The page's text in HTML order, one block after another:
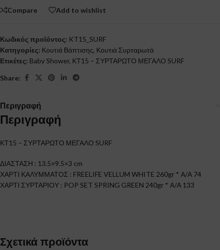
Compare Add to wishlist
Κωδικός προϊόντος: KT15_SURF
Κατηγορίες: Κουτιά Βάπτισης, Κουτιά Συρταρωτά
Ετικέτες: Baby Shower, ΚΤ15 – ΣΥΡΤΑΡΩΤΟ ΜΕΓΑΛΟ SURF
Share:
Περιγραφή
Περιγραφή
ΚΤ15 – ΣΥΡΤΑΡΩΤΟ ΜΕΓΑΛΟ SURF
ΔΙΑΣΤΑΣΗ : 13.5×9.5×3 cm
ΧΑΡΤΙ ΚΑΛΥΜΜΑΤΟΣ : FREELIFE VELLUM WHITE 260gr * Α/Α 74
ΧΑΡΤΙ ΣΥΡΤΑΡΙΟΥ : POP SET SPRING GREEN 240gr * Α/Α 133
Σχετικά προϊόντα